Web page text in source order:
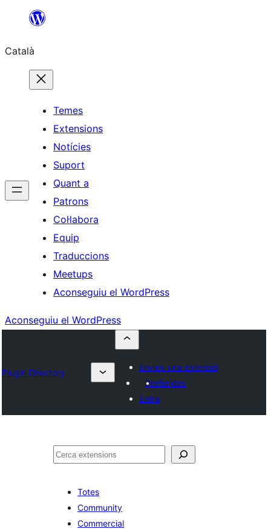
contingut
Català
Temes
Extensions
Notícies
Suport
Quant a
Patrons
Col·labora
Equip
Traduccions
Meetups
Aconseguiu el WordPress
Aconseguiu el WordPress
Plugin Directory
Envieu una extensió
Preferides
Entra
Cerca
Totes
Community
Commercial